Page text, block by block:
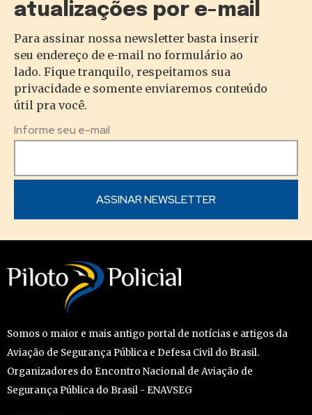
atualizações por e-mail
Para assinar nossa newsletter basta inserir
seu endereço de e-mail no formulário ao
lado. Fique tranquilo, respeitamos sua
privacidade e somente enviaremos conteúdo
útil pra você.
Informe seu e-mail
Somos o maior e mais antigo portal de notícias e artigos da
Aviação de Segurança Pública e Defesa Civil do Brasil.
Organizadores do Encontro Nacional de Aviação de
Segurança Pública do Brasil - ENAVSEG